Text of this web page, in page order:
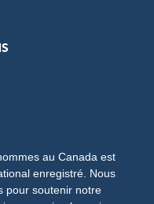
au Canada est
enregistré. Nous
pour soutenir notre